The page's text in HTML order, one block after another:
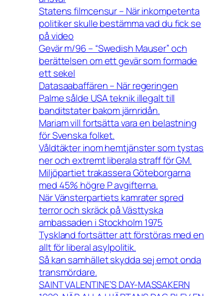
Statens filmcensur – När inkompetenta
politiker skulle bestämma vad du fick se
på video
Gevär m/96 – “Swedish Mauser” och
berättelsen om ett gevär som formade
ett sekel
Datasaabaffären – När regeringen
Palme sålde USA teknik illegalt till
banditstater bakom järnridån.
Mariam vill fortsätta vara en belastning
för Svenska folket.
Våldtäkter inom hemtjänster som tystas
ner och extremt liberala straff för GM.
Miljöpartiet trakassera Göteborgarna
med 45% högre P avgifterna.
När Vänsterpartiets kamrater spred
terror och skräck på Västtyska
ambassaden i Stockholm 1975
Tyskland fortsätter att förstöras med en
allt för liberal asylpolitik.
Så kan samhället skydda sej emot onda
transmördare.
SAINT VALENTINE’S DAY-MASSAKERN